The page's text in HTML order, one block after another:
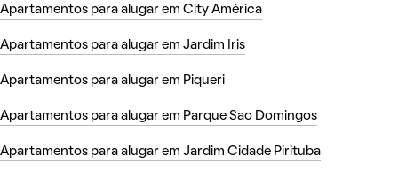
Apartamentos para alugar em City América
Apartamentos para alugar em Jardim Iris
Apartamentos para alugar em Piqueri
Apartamentos para alugar em Parque Sao Domingos
Apartamentos para alugar em Jardim Cidade Pirituba